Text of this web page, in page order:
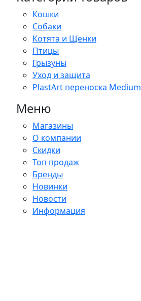
Кошки
Собаки
Котята и Щенки
Птицы
Грызуны
Уход и защита
PlastArt переноска Medium
Меню
Магазины
О компании
Скидки
Топ продаж
Бренды
Новинки
Новости
Информация